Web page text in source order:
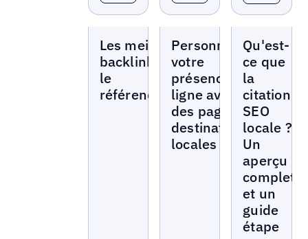
Les meilleurs
backlinks pour
le
référencement
Personnalisez
votre
présence en
ligne avec
des pages de
destination
locales
Qu'est-
ce que
la
citation
SEO
locale ?
Un
aperçu
complet
et un
guide
étape